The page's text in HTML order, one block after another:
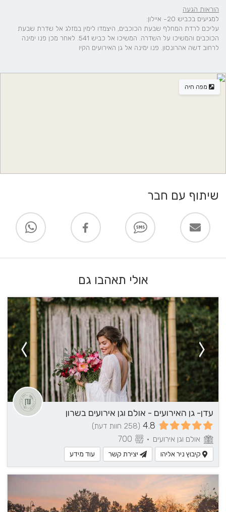
הוראות הגעה
למגיעים בכביש 20- איילון:
עליכם לרדת המחלף שבעת הכוכבים, היצמדו לימין במזלג אל שדרת שבעת
הכוכבים והמשיכו על השדרה. המשיכו אל כביש 541. לאחר מכן פנו ימינה
לרחוב דשה אהרונסון. פנו ימינה אל גן האירועים הקיו
מפה חיה
שיתוף עם חבר
אולי תאהבו גם
עדן- גן האירועים - אולם וגן אירועים בשרון
4.8 (258 חוות דעת)
אולם וגן אירועים •
קיבוץ ניר אליהו יצירת קשר עוד מידע